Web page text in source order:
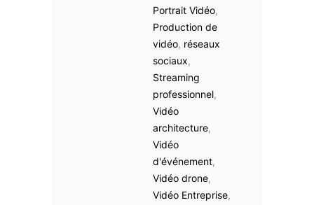
Portrait Vidéo,
Production de
vidéo, réseaux
sociaux,
Streaming
professionnel,
Vidéo
architecture,
Vidéo
d'événement,
Vidéo drone,
Vidéo Entreprise,